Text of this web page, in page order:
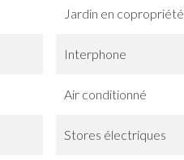
Jardin en copropriété
Interphone
Air conditionné
Stores électriques